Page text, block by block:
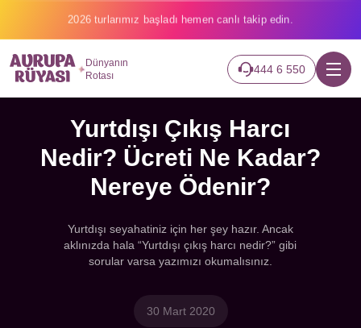
2026 turlarımız başladı hemen canlı takip edin.
Dünyanın
Rotası
444 6 550
Yurtdışı Çıkış Harcı
Nedir? Ücreti Ne Kadar?
Nereye Ödenir?
Yurtdışı seyahatiniz için her şey hazır. Ancak
aklınızda hala “Yurtdışı çıkış harcı nedir?” gibi
sorular varsa yazımızı okumalısınız.
30 Mart 2020